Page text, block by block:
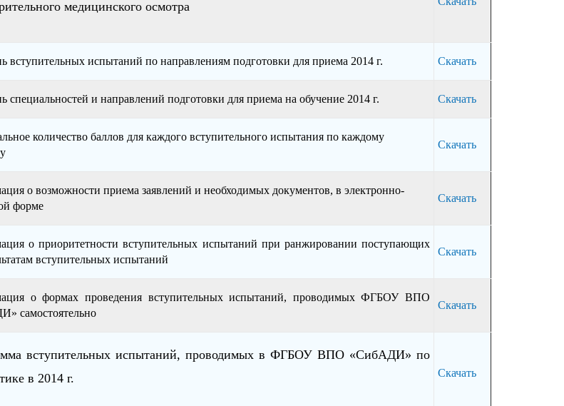
медицинского осмотра
вступительных испытаний по направлениям подготовки для приема 2014 г. Скачать
специальностей и направлений подготовки для приема на обучение 2014 г. Скачать
количество баллов для каждого вступительного испытания по каждому
Скачать
о возможности приема заявлений и необходимых документов, в электронно-
форме
Скачать
о приоритетности вступительных испытаний при ранжировании поступающих
вступительных испытаний
Скачать
о формах проведения вступительных испытаний, проводимых ФГБОУ ВПО
самостоятельно
Скачать
вступительных испытаний, проводимых в ФГБОУ ВПО «СибАДИ» по
в 2014 г.
Скачать